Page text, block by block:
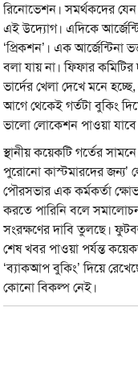
রিনোভেশন। সমর্থকদের যেন
এই উদ্যোগ। এদিকে
‘প্রিকশন’। এক
বলা যায় না। ফিফার
ভার্দের খেলা দেখে মনে
আগে থেকেই গর্তটা বুকিং
ভালো লোকেশন পাওয়া যাবে
স্থানীয় কয়েকটি গর্তের
পুরোনো কাস্টমারদের জন্য’
পৌরসভার এক কর্মকর্তা
করতে পারিনি বলে
সংরক্ষণের দাবি তুলছে।
শেষ খবর পাওয়া পর্যন্ত
‘ব্যাকআপ বুকিং’ দিয়ে
কোনো বিকল্প নেই।